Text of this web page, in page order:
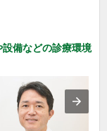
備などの診療環境